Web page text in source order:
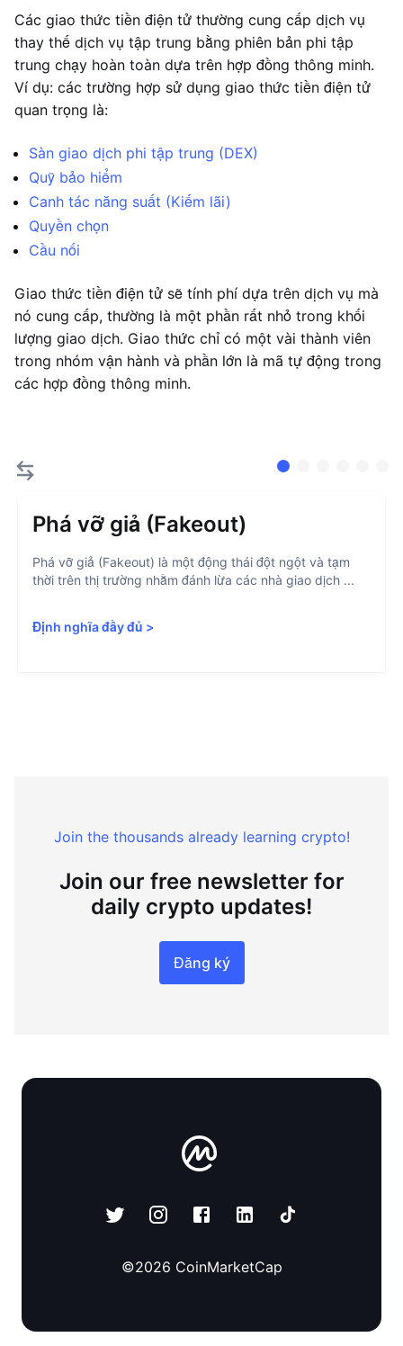
Các giao thức tiền điện tử thường cung cấp dịch vụ
thay thế dịch vụ tập trung bằng phiên bản phi tập
trung chạy hoàn toàn dựa trên hợp đồng thông minh.
Ví dụ: các trường hợp sử dụng giao thức tiền điện tử
quan trọng là:
Sàn giao dịch phi tập trung (DEX)
Quỹ bảo hiểm
Canh tác năng suất (Kiếm lãi)
Quyền chọn
Cầu nối
Giao thức tiền điện tử sẽ tính phí dựa trên dịch vụ mà
nó cung cấp, thường là một phần rất nhỏ trong khối
lượng giao dịch. Giao thức chỉ có một vài thành viên
trong nhóm vận hành và phần lớn là mã tự động trong
các hợp đồng thông minh.
Phá vỡ giả (Fakeout)
Phá vỡ giả (Fakeout) là một động thái đột ngột và tạm
thời trên thị trường nhằm đánh lừa các nhà giao dịch ...
Định nghĩa đầy đủ >
Join the thousands already learning crypto!
Join our free newsletter for
daily crypto updates!
Đăng ký
©2026 CoinMarketCap